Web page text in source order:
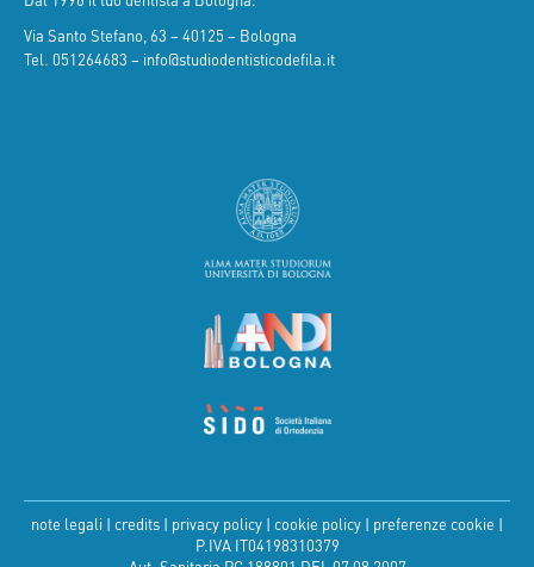
Via Santo Stefano, 63 – 40125 – Bologna
Tel. 051264683 – info@studiodentisticodefila.it
note legali | credits | privacy policy | cookie policy | preferenze cookie |
P.IVA IT04198310379